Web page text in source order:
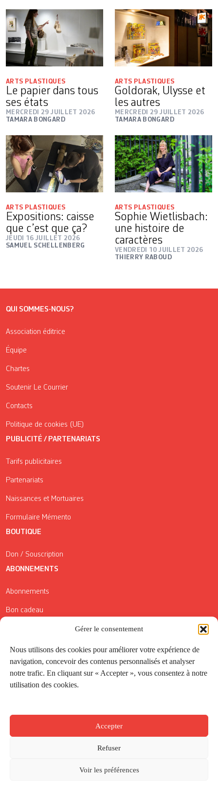
Gérer le consentement
Nous utilisons des cookies pour améliorer votre expérience de
navigation, concevoir des contenus personnalisés et analyser
notre trafic. En cliquant sur « Accepter », vous consentez à notre
utilisation des cookies.
Accepter
Refuser
Voir les préférences
ARTS PLASTIQUES
Le papier dans tous
ses états
MERCREDI 29 JUILLET 2026
TAMARA BONGARD
ARTS PLASTIQUES
Goldorak, Ulysse et
les autres
MERCREDI 29 JUILLET 2026
TAMARA BONGARD
ARTS PLASTIQUES
Expositions: caisse
que c’est que ça?
JEUDI 16 JUILLET 2026
SAMUEL SCHELLENBERG
ARTS PLASTIQUES
Sophie Wietlisbach:
une histoire de
caractères
VENDREDI 10 JUILLET 2026
THIERRY RABOUD
QUI SOMMES-NOUS?
Association éditrice
Équipe
Chartes
Soutenir Le Courrier
Contacts
Politique de cookies (UE)
PUBLICITÉ / PARTENARIATS
Tarifs publicitaires
Partenariats
Naissances et Mortuaires
Formulaire Mémento
BOUTIQUE
Don / Souscription
ABONNEMENTS
Abonnements
Bon cadeau
Conditions générales de vente
Réductions de la Carte Côté Courrier
Application